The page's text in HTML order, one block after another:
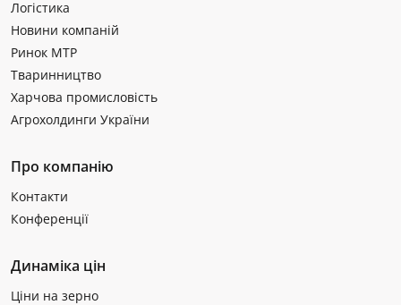
Логістика
Новини компаній
Ринок МТР
Тваринництво
Харчова промисловість
Агрохолдинги України
Про компанію
Контакти
Конференції
Динаміка цін
Ціни на зерно